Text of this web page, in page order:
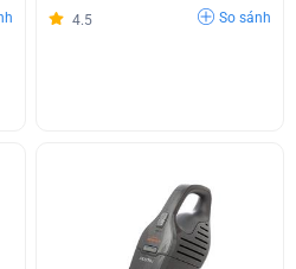
4.5 So sánh